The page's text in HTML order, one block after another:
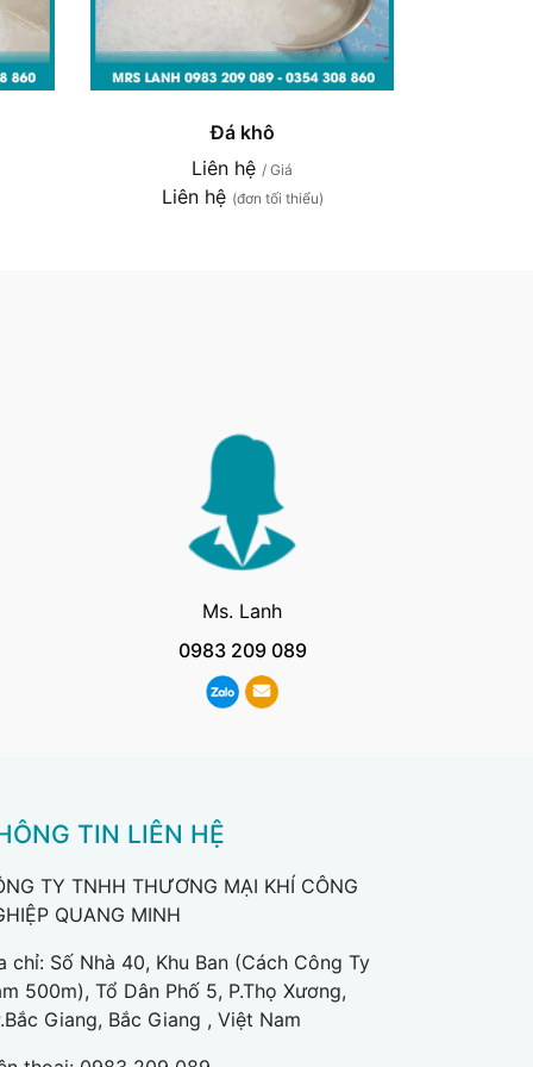
Đá khô
Liên hệ / Giá
Liên hệ (đơn tối thiểu)
Ms. Lanh
0983 209 089
TIN LIÊN HỆ
TY TNHH THƯƠNG MẠI KHÍ CÔNG
QUANG MINH
chỉ: Số Nhà 40, Khu Ban (Cách Công Ty
500m), Tổ Dân Phố 5, P.Thọ Xương,
Giang, Bắc Giang , Việt Nam